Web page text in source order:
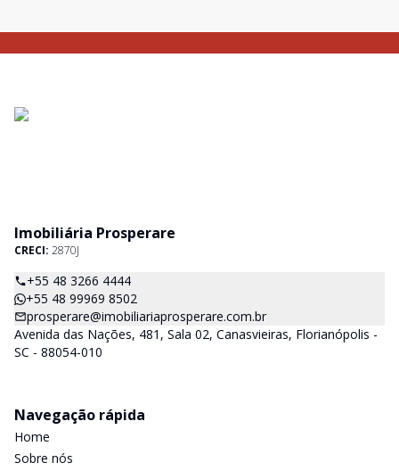
Imobiliária Prosperare
CRECI: 2870J
+55 48 3266 4444
+55 48 99969 8502
prosperare@imobiliariaprosperare.com.br
Avenida das Nações, 481, Sala 02, Canasvieiras, Florianópolis -
SC - 88054-010
Navegação rápida
Home
Sobre nós